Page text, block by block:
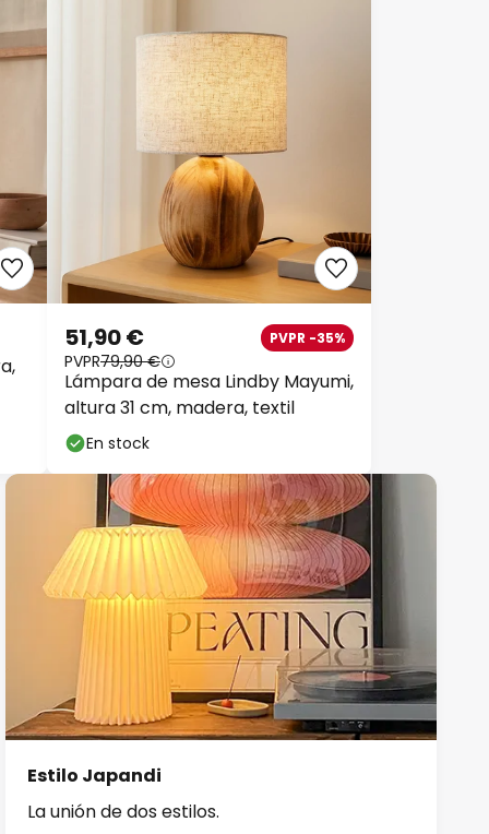
Lámpara de mesa Lindby Mayumi,
altura 31 cm, madera, textil
51,90 € PVPR -35%
PVPR79,90 €
En stock
Estilo Japandi
La unión de dos estilos.